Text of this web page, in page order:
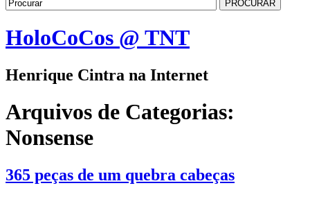
HoloCoCos @ TNT
Henrique Cintra na Internet
Arquivos de Categorias:
Nonsense
365 peças de um quebra cabeças